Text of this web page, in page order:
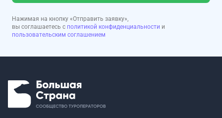
Нажимая на кнопку «Отправить заявку»,
вы соглашаетесь с политикой конфиденциальности и
пользовательским соглашением